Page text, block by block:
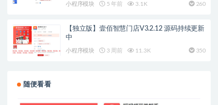
小程序模块 5 年前 3.1K 260
【独立版】壹佰智慧门店V3.2.12 源码持续更新
中
小程序模块 3 周前 11.3K 350
随便看看